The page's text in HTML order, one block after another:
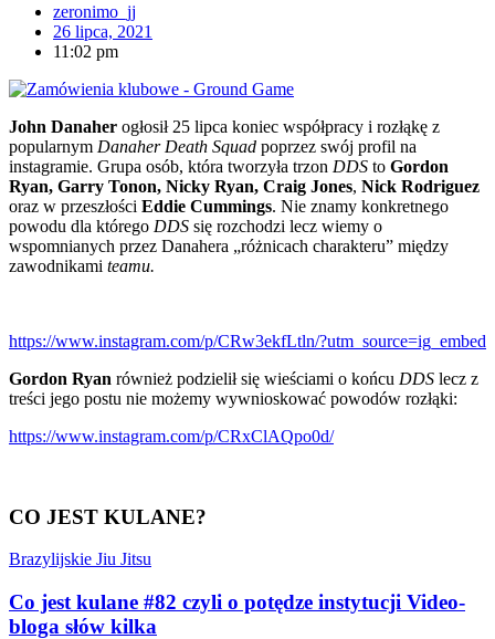
zeronimo_jj
26 lipca, 2021
11:02 pm
John Danaher ogłosił 25 lipca koniec współpracy i rozłąkę z
popularnym Danaher Death Squad poprzez swój profil na
instagramie. Grupa osób, która tworzyła trzon DDS to Gordon
Ryan, Garry Tonon, Nicky Ryan, Craig Jones, Nick Rodriguez
oraz w przeszłości Eddie Cummings. Nie znamy konkretnego
powodu dla którego DDS się rozchodzi lecz wiemy o
wspomnianych przez Danahera „różnicach charakteru” między
zawodnikami teamu.
https://www.instagram.com/p/CRw3ekfLtln/?utm_source=ig_embed
Gordon Ryan również podzielił się wieściami o końcu DDS lecz z
treści jego postu nie możemy wywnioskować powodów rozłąki:
https://www.instagram.com/p/CRxClAQpo0d/
CO JEST KULANE?
Brazylijskie Jiu Jitsu
Co jest kulane #82 czyli o potędze instytucji Video-
bloga słów kilka